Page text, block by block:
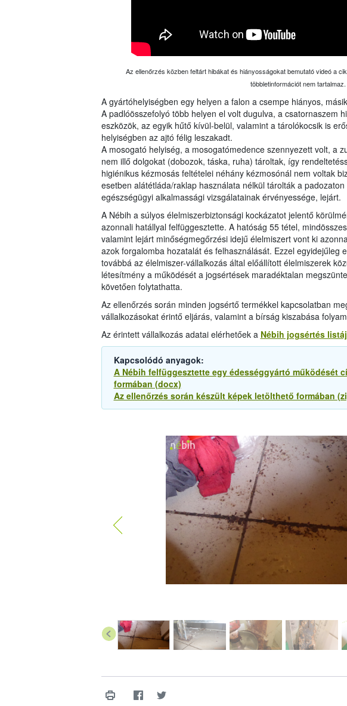
Az ellenőrzés közben feltárt hibákat és hiányosságokat bemutató videó a
többletinformációt nem tartalmaz.
A gyártóhelyiségben egy helyen a falon a csempe hiányos,
A padlóösszefolyó több helyen el volt dugulva, a csatornaszem
eszközök, az egyik hűtő kívül-belül, valamint a tárolókocsik is
helyiségben az ajtó félig leszakadt.
A mosogató helyiség, a mosogatómedence szennyezett volt, a
nem illő dolgokat (dobozok, táska, ruha) tároltak, így
higiénikus kézmosás feltételei néhány kézmosónál nem voltak
esetben alátétláda/raklap használata nélkül tárolták a
egészségügyi alkalmassági vizsgálatainak érvényessége, lejárt.
A Nébih a súlyos élelmiszerbiztonsági kockázatot jelentő
azonnali hatállyal felfüggesztette. A hatóság 55 tétel,
valamint lejárt minőségmegőrzési idejű élelmiszert vont ki
azok forgalomba hozatalát és felhasználását. Ezzel egyidejűleg
továbbá az élelmiszer-vállalkozás által előállított élelmiszerek
létesítmény a működését a jogsértések maradéktalan
követően folytathatta.
Az ellenőrzés során minden jogsértő termékkel kapcsolatban
vállalkozásokat érintő eljárás, valamint a bírság kiszabása
Az érintett vállalkozás adatai elérhetőek a Nébih jogsértés
Kapcsolódó anyagok:
A Nébih felfüggesztette egy édességgyártó működését
formában (docx)
Az ellenőrzés során készült képek letölthető formában